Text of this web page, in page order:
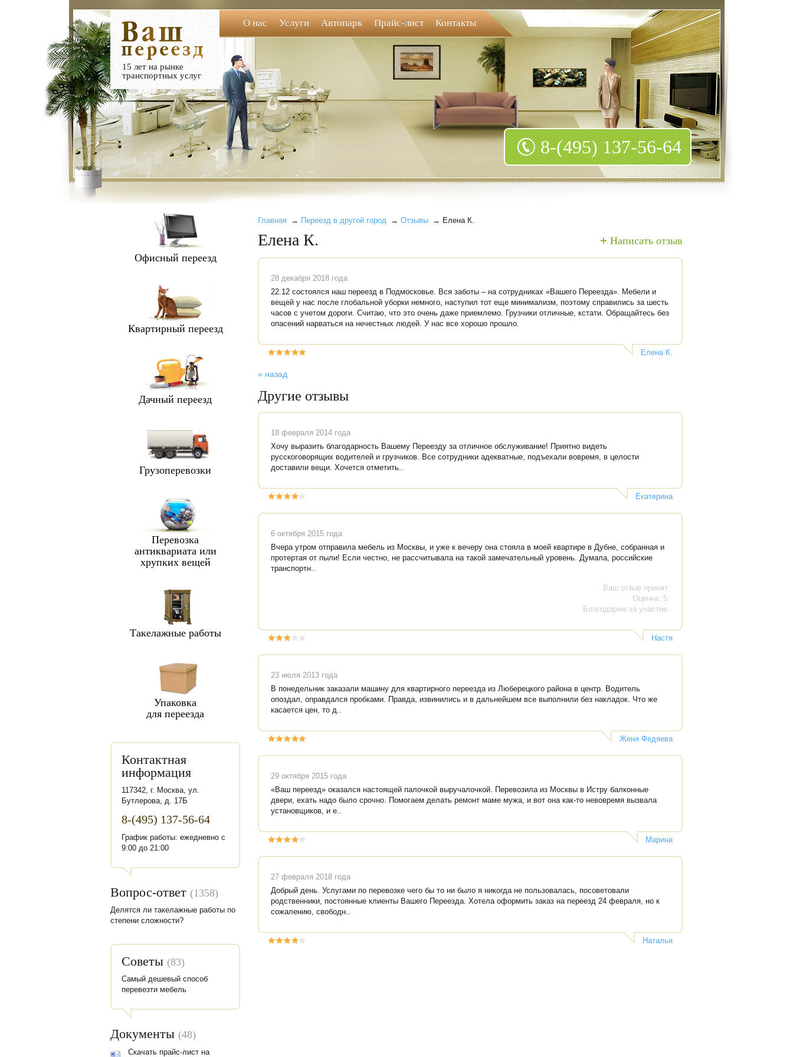
15 лет на рынке
транспортных услуг
О нас Услуги Автопарк Прайс-лист Контакты
8-(495) 137-56-64
Главная → Переезд в другой город → Отзывы → Елена К.
Написать отзыв
Елена К.
28 декабря 2018 года
22.12 состоялся наш переезд в Подмосковье. Вся заботы – на сотрудниках «Вашего Переезда». Мебели и
вещей у нас после глобальной уборки немного, наступил тот еще минимализм, поэтому справились за шесть
часов с учетом дороги. Считаю, что это очень даже приемлемо. Грузчики отличные, кстати. Обращайтесь без
опасений нарваться на нечестных людей. У нас все хорошо прошло.
Елена К.
« назад
Другие отзывы
18 февраля 2014 года
Хочу выразить благодарность Вашему Переезду за отличное обслуживание! Приятно видеть
русскоговорящих водителей и грузчиков. Все сотрудники адекватные, подъехали вовремя, в целости
доставили вещи. Хочется отметить..
Екатерина
6 октября 2015 года
Вчера утром отправила мебель из Москвы, и уже к вечеру она стояла в моей квартире в Дубне, собранная и
протертая от пыли! Если честно, не рассчитывала на такой замечательный уровень. Думала, российские
транспортн..
Настя
Ваш отзыв принят.
Оценка: 5.
Благодарим за участие.
23 июля 2013 года
В понедельник заказали машину для квартирного переезда из Люберецкого района в центр. Водитель
опоздал, оправдался пробками. Правда, извинились и в дальнейшем все выполнили без накладок. Что же
касается цен, то д..
Женя Федяева
29 октября 2015 года
«Ваш переезд» оказался настоящей палочкой выручалочкой. Перевозила из Москвы в Истру балконные
двери, ехать надо было срочно. Помогаем делать ремонт маме мужа, и вот она как-то невовремя вызвала
установщиков, и е..
Марина
27 февраля 2018 года
Добрый день. Услугами по перевозке чего бы то ни было я никогда не пользовалась, посоветовали
родственники, постоянные клиенты Вашего Переезда. Хотела оформить заказ на переезд 24 февраля, но к
сожалению, свободн..
Наталья
Офисный переезд
Квартирный переезд
Дачный переезд
Грузоперевозки
Перевозка
антиквариата или
хрупких вещей
Такелажные работы
Упаковка
для переезда
Контактная
информация
117342, г. Москва, ул.
Бутлерова, д. 17Б
8-(495) 137-56-64
График работы: ежедневно с
9:00 до 21:00
Вопрос-ответ (1358)
Делятся ли такелажные работы по
степени сложности?
Советы (83)
Самый дешевый способ
перевезти мебель
Документы (48)
Скачать прайс-лист на